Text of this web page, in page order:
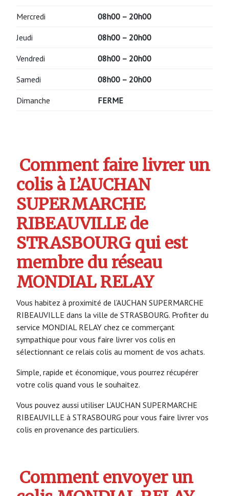
Mercredi 08h00 – 20h00
Jeudi 08h00 – 20h00
Vendredi 08h00 – 20h00
Samedi 08h00 – 20h00
Dimanche FERME
Comment faire livrer un
colis à L’AUCHAN
SUPERMARCHE
RIBEAUVILLE de
STRASBOURG qui est
membre du réseau
MONDIAL RELAY
Vous habitez à proximité de l’AUCHAN SUPERMARCHE
RIBEAUVILLE dans la ville de STRASBOURG. Profiter du
service MONDIAL RELAY chez ce commerçant
sympathique pour vous faire livrer vos colis en
sélectionnant ce relais colis au moment de vos achats.
Simple, rapide et économique, vous pourrez récupérer
votre colis quand vous le souhaitez.
Vous pouvez aussi utiliser L’AUCHAN SUPERMARCHE
RIBEAUVILLE à STRASBOURG pour vous faire livrer vos
colis en provenance des particuliers.
Comment envoyer un